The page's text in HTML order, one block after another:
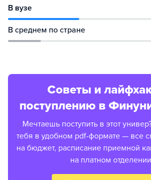
В вузе
В среднем по стране
Советы и
поступлению в
Мечтаешь поступить в этот
тебя в удобном pdf-формате — все
на бюджет, расписание приемной
на платном